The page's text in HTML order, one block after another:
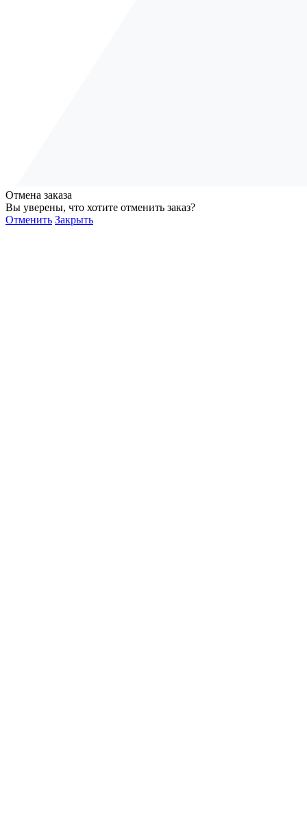
Отмена заказа
Вы уверены, что хотите отменить заказ?
Отменить Закрыть